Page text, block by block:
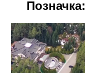
Позначка: